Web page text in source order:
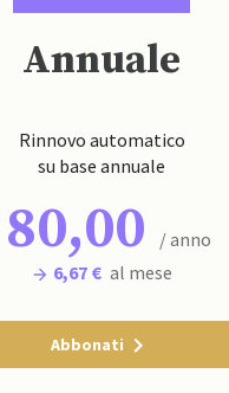
Annuale
Rinnovo automatico
su base annuale
80,00
/ anno
6,67 € al mese
Abbonati